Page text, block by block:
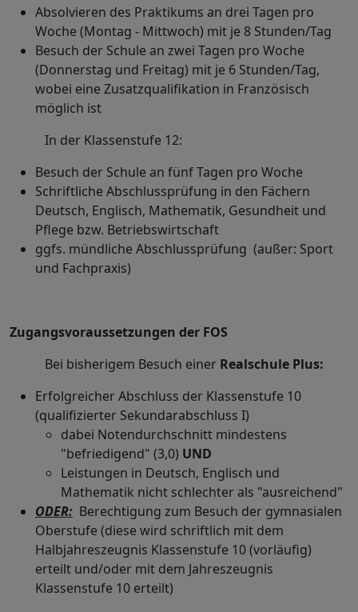
Absolvieren des Praktikums an drei Tagen pro
Woche (Montag - Mittwoch) mit je 8 Stunden/Tag
Besuch der Schule an zwei Tagen pro Woche
(Donnerstag und Freitag) mit je 6 Stunden/Tag,
wobei eine Zusatzqualifikation in Französisch
möglich ist
In der Klassenstufe 12:
Besuch der Schule an fünf Tagen pro Woche
Schriftliche Abschlussprüfung in den Fächern
Deutsch, Englisch, Mathematik, Gesundheit und
Pflege bzw. Betriebswirtschaft
ggfs. mündliche Abschlussprüfung (außer: Sport
und Fachpraxis)
Zugangsvoraussetzungen der FOS
Bei bisherigem Besuch einer Realschule Plus:
Erfolgreicher Abschluss der Klassenstufe 10
(qualifizierter Sekundarabschluss I)
dabei Notendurchschnitt mindestens
"befriedigend" (3,0) UND
Leistungen in Deutsch, Englisch und
Mathematik nicht schlechter als "ausreichend"
ODER: Berechtigung zum Besuch der gymnasialen
Oberstufe (diese wird schriftlich mit dem
Halbjahreszeugnis Klassenstufe 10 (vorläufig)
erteilt und/oder mit dem Jahreszeugnis
Klassenstufe 10 erteilt)